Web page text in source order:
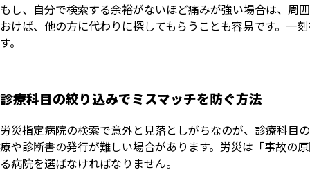
もし、自分で検索する余裕がないほど痛みが強い場合は、周
おけば、他の方に代わりに探してもらうことも容易です。一
す。
診療科目の絞り込みでミスマッチを防ぐ方法
労災指定病院の検索で意外と見落としがちなのが、診療科目
療や診断書の発行が難しい場合があります。労災は「事故の
る病院を選ばなければなりません。